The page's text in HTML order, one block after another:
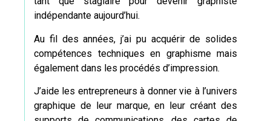
indépendante aujourd’hui.
Au fil des années, j’ai pu acquérir de solides
compétences techniques en graphisme mais
également dans les procédés d’impression.
J’aide les entrepreneurs à donner vie à l’univers
graphique de leur marque, en leur créant des